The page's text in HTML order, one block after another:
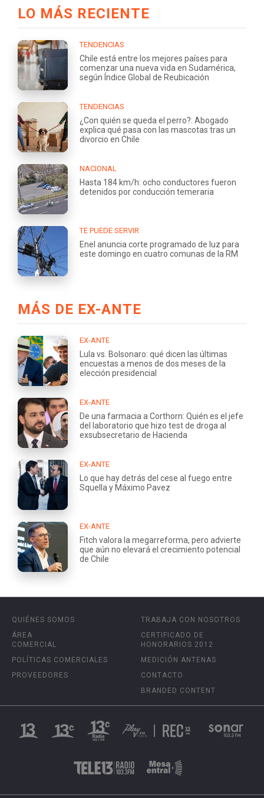
LO MÁS RECIENTE
TENDENCIAS
Chile está entre los mejores países para
comenzar una nueva vida en Sudamérica,
según Índice Global de Reubicación
TENDENCIAS
¿Con quién se queda el perro?: Abogado
explica qué pasa con las mascotas tras un
divorcio en Chile
NACIONAL
Hasta 184 km/h: ocho conductores fueron
detenidos por conducción temeraria
TE PUEDE SERVIR
Enel anuncia corte programado de luz para
este domingo en cuatro comunas de la RM
MÁS DE EX-ANTE
EX-ANTE
Lula vs. Bolsonaro: qué dicen las últimas
encuestas a menos de dos meses de la
elección presidencial
EX-ANTE
De una farmacia a Corthorn: Quién es el jefe
del laboratorio que hizo test de droga al
exsubsecretario de Hacienda
EX-ANTE
Lo que hay detrás del cese al fuego entre
Squella y Máximo Pavez
EX-ANTE
Fitch valora la megarreforma, pero advierte
que aún no elevará el crecimiento potencial
de Chile
QUIÉNES SOMOS
ÁREA
COMERCIAL
POLÍTICAS COMERCIALES
PROVEEDORES
TRABAJA CON NOSOTROS
CERTIFICADO DE
HONORARIOS 2012
MEDICIÓN ANTENAS
CONTACTO
BRANDED CONTENT